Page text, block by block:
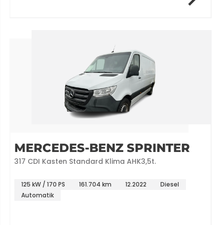
MERCEDES-BENZ SPRINTER
317 CDI Kasten Standard Klima AHK3,5t.
125 kW / 170 PS 161.704 km 12.2022
Diesel
Automatik